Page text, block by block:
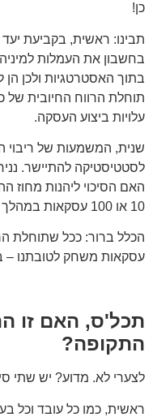
כן!
תבינו: ראשית, בקביעת
בחשבון את העמלות
בתוך האסטרטגיות ולכן
תוחלת הרווח החיובית
עלויות ביצוע העסקה.
שנית, המשמעות של ריבוי
האם הסיכוי ליהנות מחוז
10 או 100 עסקאות במהלך התקופה?
הכלל ברור: ככל שתוחלת
עסקאות משחק לטובתנו –
תכל'ס, האם זו
התקופה?
לצערי לא. מדוע? יש שתי
ראשית, כמו כל עובד וכל